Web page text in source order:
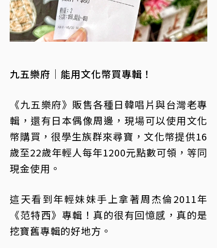
九五樂府｜能用文化幣買專輯！
《九五樂府》販售各種日韓唱片與台灣老專
輯，還有日本偶像周邊，現場可以使用文化
幣購買，很學生族群來尋寶，文化幣提供16
歲至22歲年輕人每年1200元點數可領，等同
現金使用。
這天看到年輕妹妹手上拿著周杰倫2011年
《范特西》專輯！真的很有回憶感，真的是
挖寶舊專輯的好地方。